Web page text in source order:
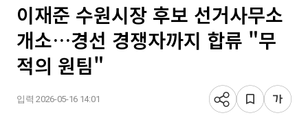
이재준 수원시장 후보 선거사무소
개소…경선 경쟁자까지 합류 "무
적의 원팀"
입력 2026-05-16 14:01